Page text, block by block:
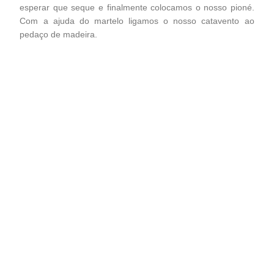
esperar que seque e finalmente colocamos o nosso pioné.
Com a ajuda do martelo ligamos o nosso catavento ao
pedaço de madeira.